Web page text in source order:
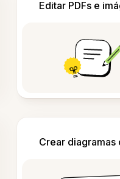
Editar PDFs e
Crear diagramas